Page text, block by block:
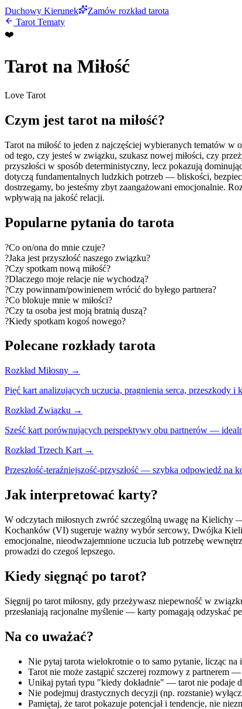
Duchowy Kierunek
Zamów rozkład tarota
Tarot Tematy
❤️
Tarot na Miłość
Love Tarot
Czym jest tarot na miłość?
Tarot na miłość to jeden z najczęściej wybieranych tematów
od tego, czy jesteś w związku, szukasz nowej miłości, czy
przyszłości w sposób deterministyczny, lecz pokazują
dotyczą fundamentalnych ludzkich potrzeb — bliskości,
dostrzegamy, bo jesteśmy zbyt zaangażowani emocjonalnie.
wpływają na jakość relacji.
Popularne pytania do tarota
?Co on/ona do mnie czuje?
?Jaka jest przyszłość naszego związku?
?Czy spotkam nową miłość?
?Dlaczego moje relacje nie wychodzą?
?Czy powinnam/powinienem wrócić do byłego partnera?
?Co blokuje mnie w miłości?
?Czy ta osoba jest moją bratnią duszą?
?Kiedy spotkam kogoś nowego?
Polecane rozkłady tarota
Rozkład Miłosny →
Pięć kart analizujących uczucia, pragnienia serca, przeszkody
Rozkład Związku →
Sześć kart porównujących perspektywy obu partnerów —
Rozkład Trzech Kart →
Przeszłość-teraźniejszość-przyszłość — szybka odpowiedź na
Jak interpretować karty?
W odczytach miłosnych zwróć szczególną uwagę na Kielichy
Kochanków (VI) sugeruje ważny wybór sercowy, Dwójka
emocjonalne, nieodwzajemnione uczucia lub potrzebę
prowadzi do czegoś lepszego.
Kiedy sięgnąć po tarot?
Sięgnij po tarot miłosny, gdy przeżywasz niepewność w
przesłaniają racjonalne myślenie — karty pomagają odzyskać
Na co uważać?
Nie pytaj tarota wielokrotnie o to samo pytanie, licząc
Tarot nie może zastąpić szczerej rozmowy z partnerem
Unikaj pytań typu "kiedy dokładnie" — tarot nie podaje
Nie podejmuj drastycznych decyzji (np. rozstanie)
Pamiętaj, że tarot pokazuje potencjał i tendencje, nie